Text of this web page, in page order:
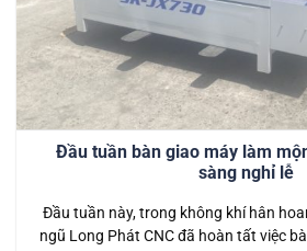
Đầu tuần bàn giao máy làm
sàng nghỉ lễ
Đầu tuần này, trong không khí hân
ngũ Long Phát CNC đã hoàn tất việc